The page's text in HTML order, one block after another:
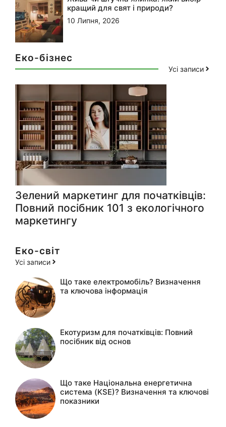
кращий для свят і природи?
10 Липня, 2026
Еко-бізнес
Усі записи
Зелений маркетинг для початківців:
Повний посібник 101 з екологічного
маркетингу
Еко-світ
Усі записи
Що таке електромобіль? Визначення
та ключова інформація
Екотуризм для початківців: Повний
посібник від основ
Що таке Національна енергетична
система (KSE)? Визначення та ключові
показники